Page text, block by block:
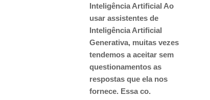
Inteligência Artificial Ao
usar assistentes de
Inteligência Artificial
Generativa, muitas vezes
tendemos a aceitar sem
questionamentos as
respostas que ela nos
fornece. Essa co.